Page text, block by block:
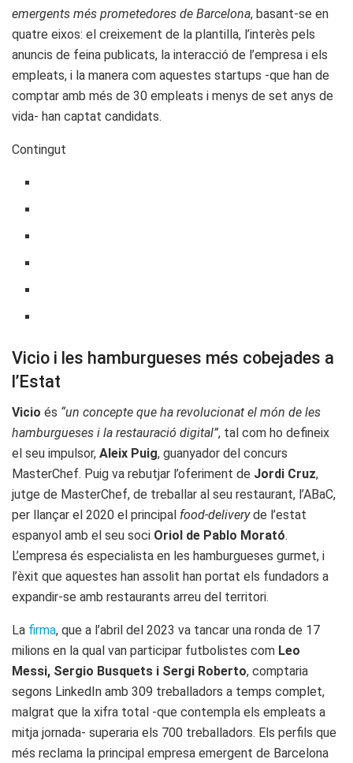
emergents més prometedores de Barcelona, basant-se en
quatre eixos: el creixement de la plantilla, l’interès pels
anuncis de feina publicats, la interacció de l’empresa i els
empleats, i la manera com aquestes startups -que han de
comptar amb més de 30 empleats i menys de set anys de
vida- han captat candidats.
Contingut
Vicio i les hamburgueses més cobejades a
l’Estat
Vicio és “un concepte que ha revolucionat el món de les
hamburgueses i la restauració digital”, tal com ho defineix
el seu impulsor, Aleix Puig, guanyador del concurs
MasterChef. Puig va rebutjar l’oferiment de Jordi Cruz,
jutge de MasterChef, de treballar al seu restaurant, l’ABaC,
per llançar el 2020 el principal food-deliveryde l’estat
espanyol amb el seu soci Oriol de Pablo Morató.
L’empresa és especialista en les hamburgueses gurmet, i
l’èxit que aquestes han assolit han portat els fundadors a
expandir-se amb restaurants arreu del territori.
La firma, que a l’abril del 2023 va tancar una ronda de 17
milions en la qual van participar futbolistes com Leo
Messi, Sergio Busquets i Sergi Roberto, comptaria
segons LinkedIn amb 309 treballadors a temps complet,
malgrat que la xifra total -que contempla els empleats a
mitja jornada- superaria els 700 treballadors. Els perfils que
més reclama la principal empresa emergent de Barcelona